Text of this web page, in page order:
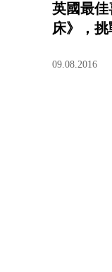
英國最
床》，
09.08.2016